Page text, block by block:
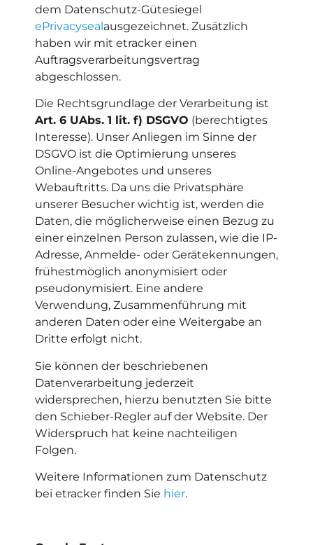
dem Datenschutz-Gütesiegel
ePrivacysealausgezeichnet. Zusätzlich
haben wir mit etracker einen
Auftragsverarbeitungsvertrag
abgeschlossen.
Die Rechtsgrundlage der Verarbeitung ist
Art. 6 UAbs. 1 lit. f) DSGVO (berechtigtes
Interesse). Unser Anliegen im Sinne der
DSGVO ist die Optimierung unseres
Online-Angebotes und unseres
Webauftritts. Da uns die Privatsphäre
unserer Besucher wichtig ist, werden die
Daten, die möglicherweise einen Bezug zu
einer einzelnen Person zulassen, wie die IP-
Adresse, Anmelde- oder Gerätekennungen,
frühestmöglich anonymisiert oder
pseudonymisiert. Eine andere
Verwendung, Zusammenführung mit
anderen Daten oder eine Weitergabe an
Dritte erfolgt nicht.
Sie können der beschriebenen
Datenverarbeitung jederzeit
widersprechen, hierzu benutzten Sie bitte
den Schieber-Regler auf der Website. Der
Widerspruch hat keine nachteiligen
Folgen.
Weitere Informationen zum Datenschutz
bei etracker finden Sie hier.